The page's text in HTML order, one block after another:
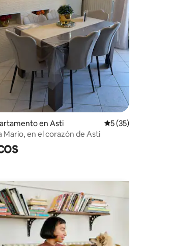
4.99 de 5; 88 evaluaciones
en Asti Calificación
5 (35)
Mario, en el corazón de Asti